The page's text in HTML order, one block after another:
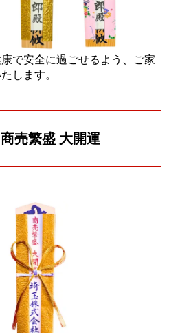
で安全に過ごせるよう、ご家
します。
商売繁盛 大開運